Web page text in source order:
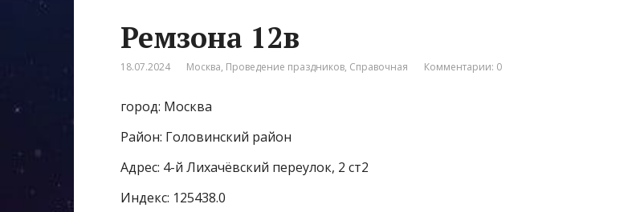
Ремзона 12в
18.07.2024 Москва, Проведение праздников, Справочная Комментарии: 0
город: Москва
Район: Головинский район
Адрес: 4-й Лихачёвский переулок, 2 ст2
Индекс: 125438.0